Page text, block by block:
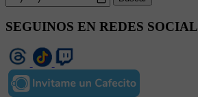
SEGUINOS EN REDES